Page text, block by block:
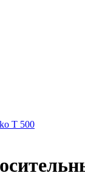
T 500